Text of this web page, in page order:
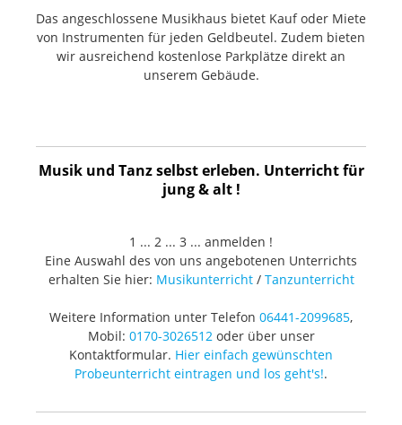
Das angeschlossene Musikhaus bietet Kauf oder Miete
von Instrumenten für jeden Geldbeutel. Zudem bieten
wir ausreichend kostenlose Parkplätze direkt an
unserem Gebäude.
Musik und Tanz selbst erleben. Unterricht für
jung & alt !
1 ... 2 ... 3 ... anmelden !
Eine Auswahl des von uns angebotenen Unterrichts
erhalten Sie hier: Musikunterricht/ Tanzunterricht
Weitere Information unter Telefon 06441-2099685,
Mobil: 0170-3026512oder über unser
Kontaktformular. Hier einfach gewünschten
Probeunterricht eintragen und los geht's!.